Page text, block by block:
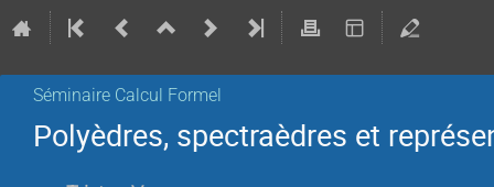
Séminaire Calcul Formel
Polyèdres, spectraèdres et